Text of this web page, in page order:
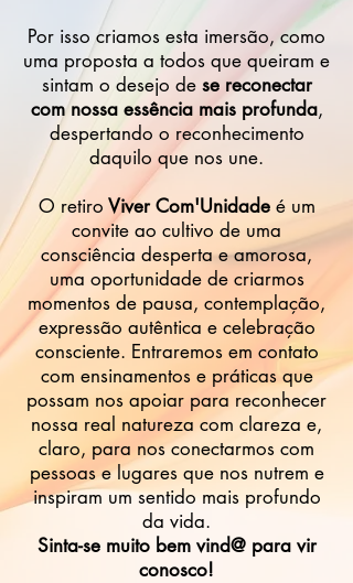
Por isso criamos esta imersão, como
uma proposta a todos que queiram e
sintam o desejo de se reconectar
com nossa essência mais profunda,
despertando o reconhecimento
daquilo que nos une.
O retiro Viver Com'Unidadeé um
convite ao cultivo de uma
consciência desperta e amorosa,
uma oportunidade de criarmos
momentos de pausa, contemplação,
expressão autêntica e celebração
consciente. Entraremos em contato
com ensinamentos e práticas que
possam nos apoiar para reconhecer
nossa real natureza com clareza e,
claro, para nos conectarmos com
pessoas e lugares que nos nutrem e
inspiram um sentido mais profundo
da vida.
Sinta-se muito bem vind@ para vir
conosco!